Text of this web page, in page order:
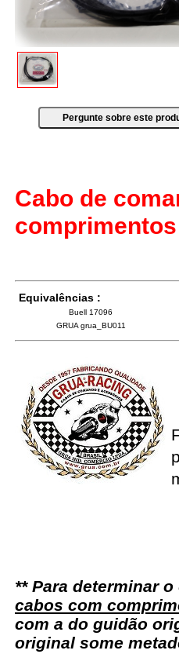
Cabo de
Equivalências :
Buell 17096
GRUA grua_BU011
** Para determinar
cabos com
com a do guidão
original some